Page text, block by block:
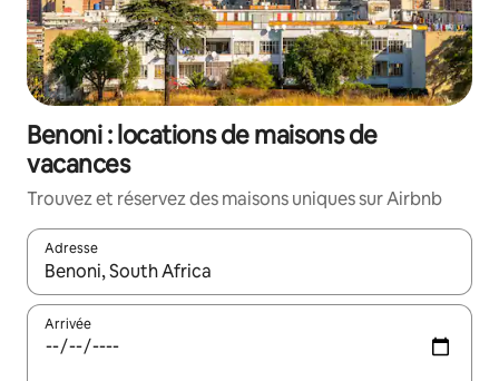
Benoni : locations de maisons de
vacances
Trouvez et réservez des maisons uniques sur Airbnb
Adresse
Lorsque les résultats s'affichent, utilisez les flèches vers le
Arrivée